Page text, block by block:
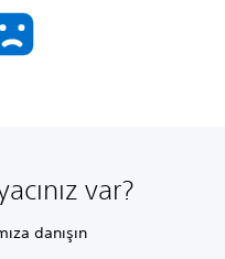
var?
danışın